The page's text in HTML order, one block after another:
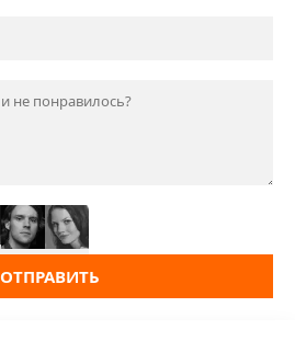
ОТПРАВИТЬ